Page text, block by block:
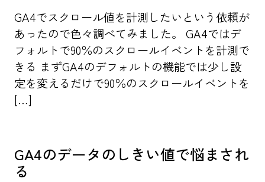
GA4でスクロール値を計測したいという依頼が
あったので色々調べてみました。 GA4ではデ
フォルトで90％のスクロールイベントを計測で
きる まずGA4のデフォルトの機能では少し設
定を変えるだけで90％のスクロールイベントを
[…]
GA4のデータのしきい値で悩まされ
る